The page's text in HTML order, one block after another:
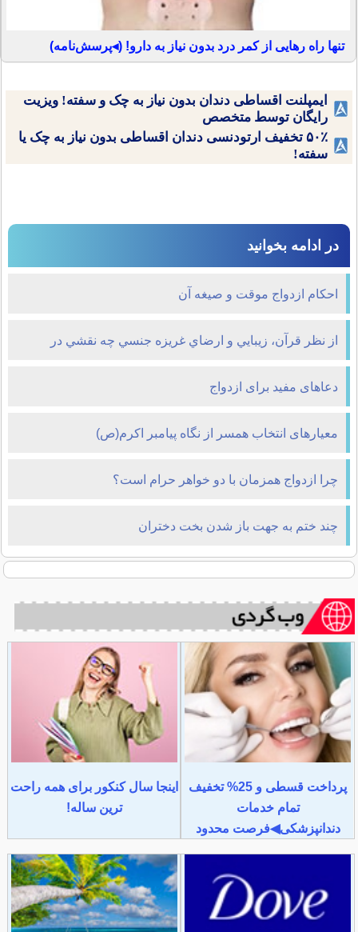
تنها راه رهایی از کمر درد بدون نیاز به دارو! (◂پرسش‌نامه)
ایمپلنت اقساطی دندان بدون نیاز به چک و سفته! ویزیت
رایگان توسط متخصص
۵۰٪ تخفیف ارتودنسی دندان اقساطی بدون نیاز به چک یا
سفته!
در ادامه بخوانید
احکام ازدواج موقت و صیغه آن
از نظر قرآن، زيبايي و ارضاي غريزه جنسي چه نقشي در
دعاهای مفید برای ازدواج
معیارهای انتخاب همسر از نگاه پیامبر اکرم(ص)
چرا ازدواج همزمان با دو خواهر حرام است؟
چند ختم به جهت باز شدن بخت دختران
پرداخت قسطی و 25% تخفیف
تمام خدمات
دندانپزشکی◀فرصت محدود
اینجا سال کنکور برای همه راحت
ترین ساله!